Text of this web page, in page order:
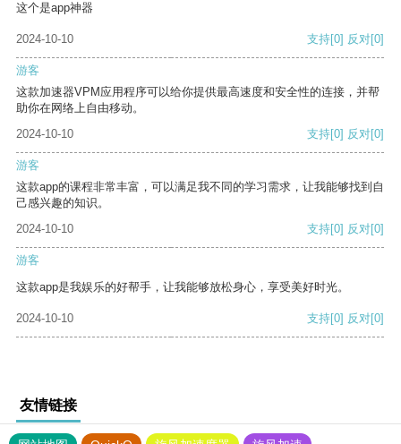
这个是app神器
2024-10-10 支持[0] 反对[0]
游客
这款加速器VPM应用程序可以给你提供最高速度和安全性的连接，并帮
助你在网络上自由移动。
2024-10-10
支持[0] 反对[0]
游客
这款app的课程非常丰富，可以满足我不同的学习需求，让我能够找到自
己感兴趣的知识。
2024-10-10
支持[0] 反对[0]
游客
这款app是我娱乐的好帮手，让我能够放松身心，享受美好时光。
2024-10-10 支持[0] 反对[0]
友情链接